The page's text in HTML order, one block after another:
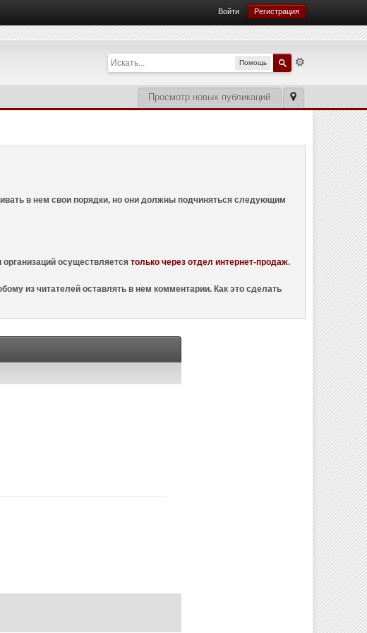
Войти Регистрация
Помощь
Просмотр новых публикаций
в нем свои порядки, но они должны подчиняться следующим
осуществляетсятолько через отдел интернет-продаж.
из читателей оставлять в нем комментарии. Как это сделать